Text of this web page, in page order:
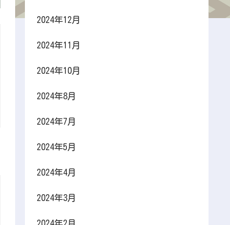
2024年12月
2024年11月
2024年10月
2024年8月
2024年7月
2024年5月
2024年4月
2024年3月
2024年2月